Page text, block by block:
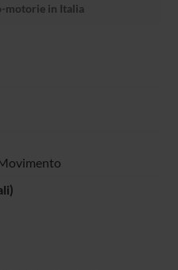
motorie in Italia